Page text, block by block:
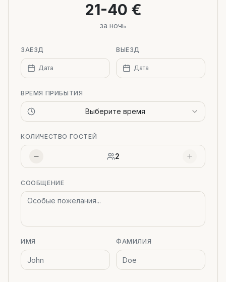
21-40 €
за ночь
ЗАЕЗД
Дата
ВЫЕЗД
Дата
ВРЕМЯ ПРИБЫТИЯ
Выберите время
КОЛИЧЕСТВО ГОСТЕЙ
2
СООБЩЕНИЕ
ИМЯ ФАМИЛИЯ